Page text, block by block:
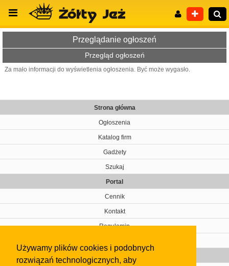
Używamy plików cookies i podobnych
rozwiązań technologicznych, aby
Przeglądanie ogłoszeń
Przegląd ogłoszeń
Za mało informacji do wyświetlenia ogłoszenia. Być może wygasło.
Strona główna
Ogłoszenia
Katalog firm
Gadżety
Szukaj
Portal
Cennik
Kontakt
Regulamin
Gazeta